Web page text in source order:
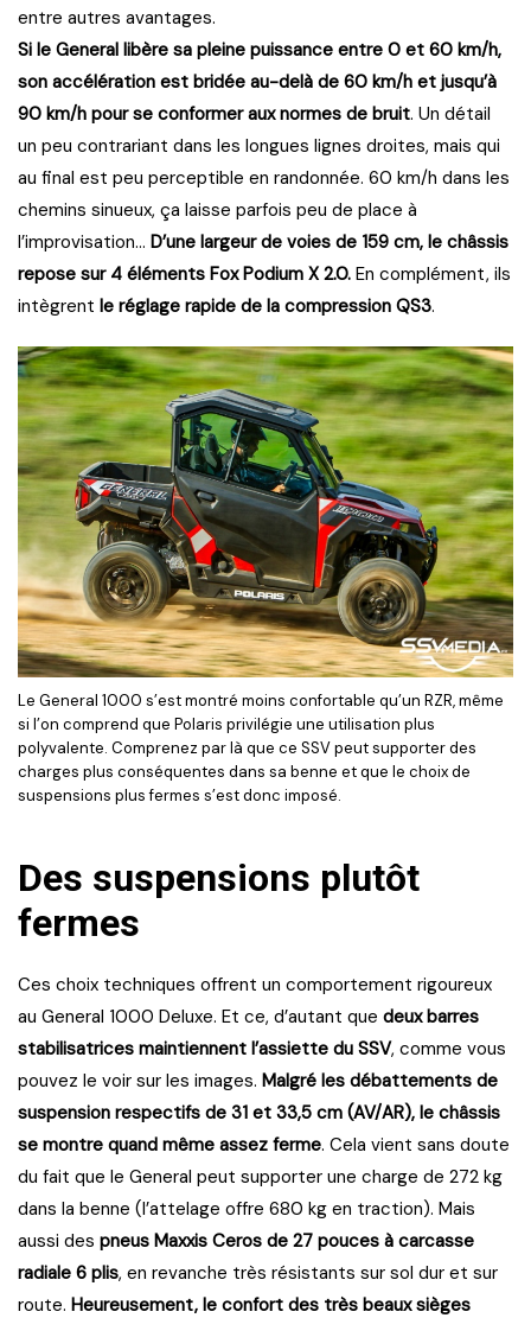
entre autres avantages.
Si le General libère sa pleine puissance entre 0 et 60 km/h,
son accélération est bridée au-delà de 60 km/h et jusqu’à
90 km/h pour se conformer aux normes de bruit. Un détail
un peu contrariant dans les longues lignes droites, mais qui
au final est peu perceptible en randonnée. 60 km/h dans les
chemins sinueux, ça laisse parfois peu de place à
l’improvisation… D’une largeur de voies de 159 cm, le châssis
repose sur 4 éléments Fox Podium X 2.0. En complément, ils
intègrent le réglage rapide de la compression QS3.
Le General 1000 s’est montré moins confortable qu’un RZR, même
si l’on comprend que Polaris privilégie une utilisation plus
polyvalente. Comprenez par là que ce SSV peut supporter des
charges plus conséquentes dans sa benne et que le choix de
suspensions plus fermes s’est donc imposé.
Des suspensions plutôt
fermes
Ces choix techniques offrent un comportement rigoureux
au General 1000 Deluxe. Et ce, d’autant que deux barres
stabilisatrices maintiennent l’assiette du SSV, comme vous
pouvez le voir sur les images. Malgré les débattements de
suspension respectifs de 31 et 33,5 cm (AV/AR), le châssis
se montre quand même assez ferme. Cela vient sans doute
du fait que le General peut supporter une charge de 272 kg
dans la benne (l’attelage offre 680 kg en traction). Mais
aussi des pneus Maxxis Ceros de 27 pouces à carcasse
radiale 6 plis, en revanche très résistants sur sol dur et sur
route. Heureusement, le confort des très beaux sièges